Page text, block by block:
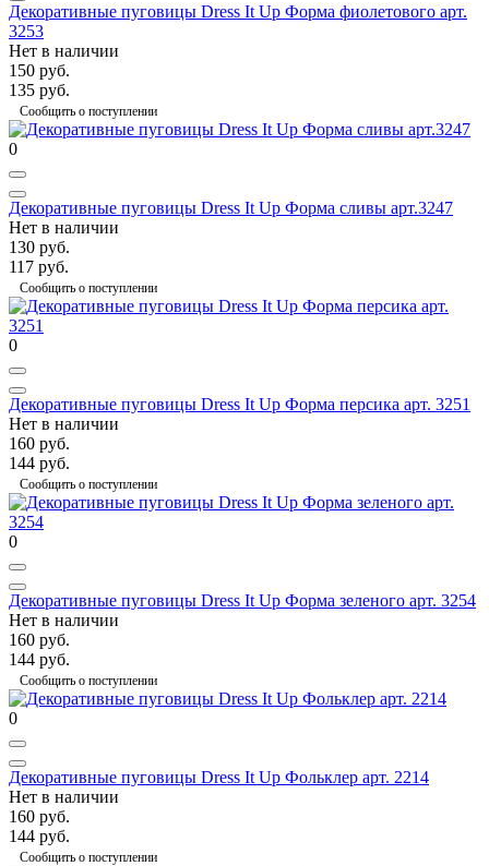
Декоративные пуговицы Dress It Up Форма фиолетового арт.
3253
Нет в наличии
150 руб.
135 руб.
Сообщить о поступлении
0
Декоративные пуговицы Dress It Up Форма сливы арт.3247
Нет в наличии
130 руб.
117 руб.
Сообщить о поступлении
0
Декоративные пуговицы Dress It Up Форма персика арт. 3251
Нет в наличии
160 руб.
144 руб.
Сообщить о поступлении
0
Декоративные пуговицы Dress It Up Форма зеленого арт. 3254
Нет в наличии
160 руб.
144 руб.
Сообщить о поступлении
0
Декоративные пуговицы Dress It Up Фольклер арт. 2214
Нет в наличии
160 руб.
144 руб.
Сообщить о поступлении